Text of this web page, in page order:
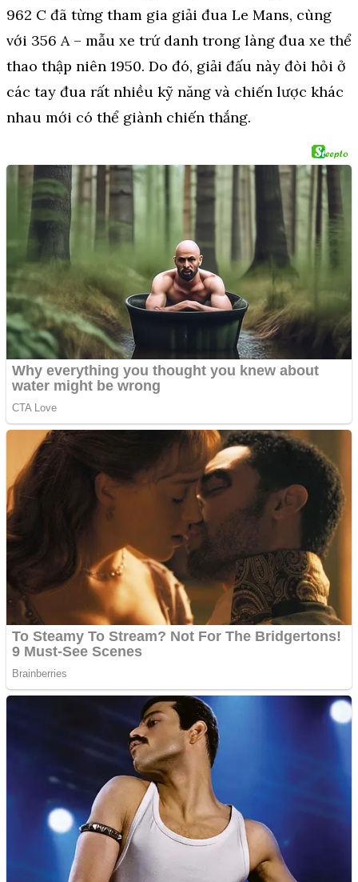
962 C đã từng tham gia giải đua Le Mans, cùng
với 356 A – mẫu xe trứ danh trong làng đua xe thể
thao thập niên 1950. Do đó, giải đấu này đòi hỏi ở
các tay đua rất nhiều kỹ năng và chiến lược khác
nhau mới có thể giành chiến thắng.